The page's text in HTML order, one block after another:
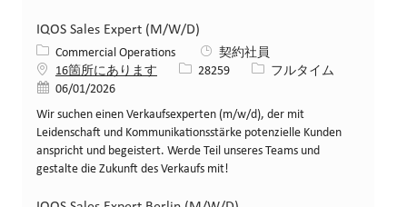
IQOS Sales Expert (M/W/D)
カテゴリー
Commercial Operations
契約社員
16箇所にあります
求人ID28259 役職フルタイム
投稿日06/01/2026
Wir suchen einen Verkaufsexperten (m/w/d), der mit
Leidenschaft und Kommunikationsstärke potenzielle Kunden
anspricht und begeistert. Werde Teil unseres Teams und
gestalte die Zukunft des Verkaufs mit!